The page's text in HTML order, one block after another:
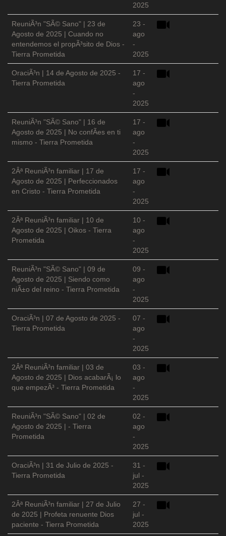
2025
ReuniÃ³n "SÃ© Sano" | 23 de
Agosto de 2025 | Cuando no
entendemos el propÃ³sito de Dios -
Tierra Prometida
23 -
ago
-
2025
OraciÃ³n | 14 de Agosto de 2025 -
Tierra Prometida
17 -
ago
-
2025
ReuniÃ³n "SÃ© Sano" | 16 de
Agosto de 2025 | No confÃ­es en ti
mismo - Tierra Prometida
17 -
ago
-
2025
2Âª ReuniÃ³n familiar | 17 de
Agosto de 2025 | Perfeccionados
en Cristo - Tierra Prometida
17 -
ago
-
2025
2Âª ReuniÃ³n familiar | 10 de
Agosto de 2025 | Oikos - Tierra
Prometida
10 -
ago
-
2025
ReuniÃ³n "SÃ© Sano" | 09 de
Agosto de 2025 | Siendo como
niÃ±o del reino - Tierra Prometida
09 -
ago
-
2025
OraciÃ³n | 07 de Agosto de 2025 -
Tierra Prometida
07 -
ago
-
2025
2Âª ReuniÃ³n familiar | 03 de
Agosto de 2025 | Dios acabarÃ¡ lo
que empezÃ³ - Tierra Prometida
03 -
ago
-
2025
ReuniÃ³n "SÃ© Sano" | 02 de
Agosto de 2025 | - Tierra
Prometida
02 -
ago
-
2025
OraciÃ³n | 31 de Julio de 2025 -
Tierra Prometida
31 -
jul -
2025
2Âª ReuniÃ³n familiar | 27 de Julio
de 2025 | Profeta renuente Dios
paciente - Tierra Prometida
27 -
jul -
2025